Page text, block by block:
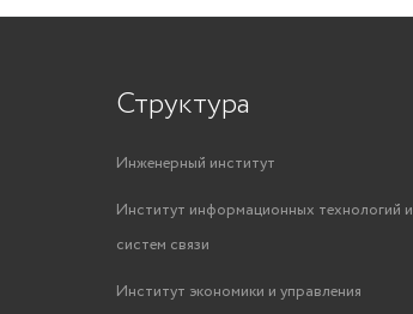
Структура
Инженерный институт
Институт информационных технологий и
систем связи
Институт экономики и управления